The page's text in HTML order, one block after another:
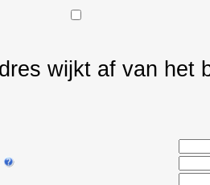
wijkt af van het